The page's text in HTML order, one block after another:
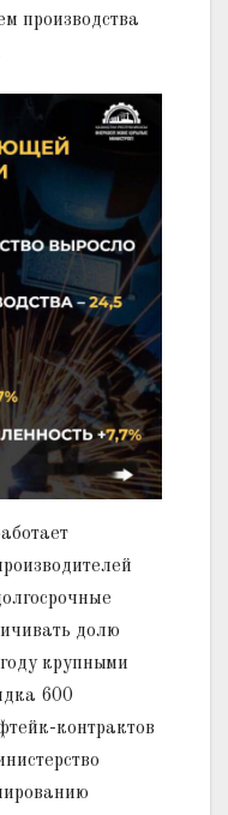
производства
долю
крупными
600
контрактов